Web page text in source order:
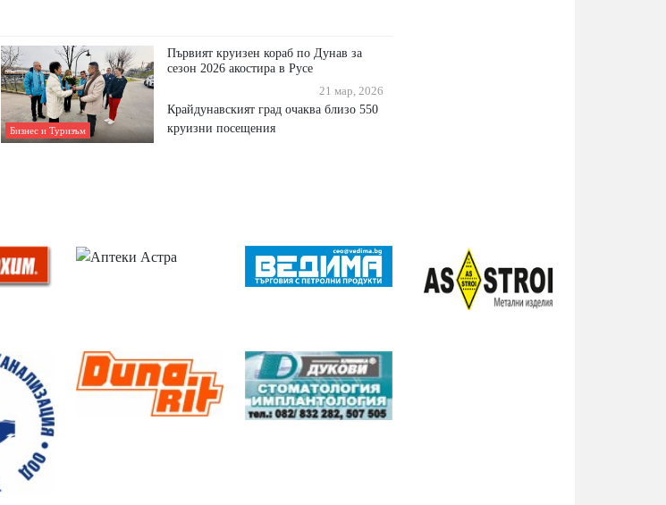
Бизнес и Туризъм
Първият круизен кораб по Дунав за
сезон 2026 акостира в Русе
21 мар, 2026
Крайдунавският град очаква близо 550
круизни посещения